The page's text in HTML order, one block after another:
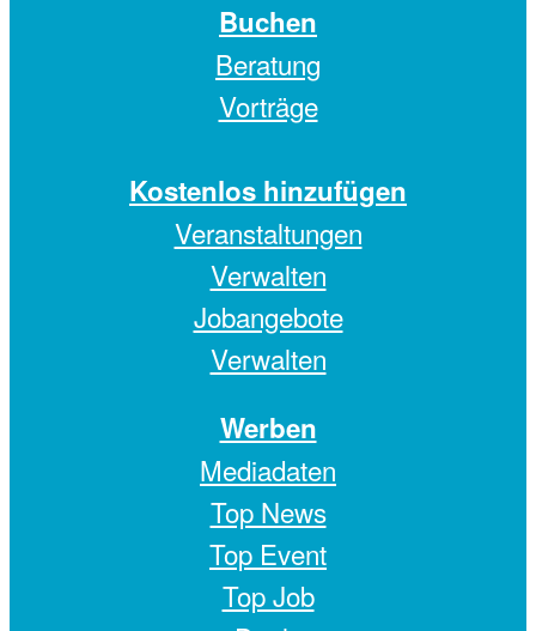
Buchen
Beratung
Vorträge
Kostenlos hinzufügen
Veranstaltungen
Verwalten
Jobangebote
Verwalten
Werben
Mediadaten
Top News
Top Event
Top Job